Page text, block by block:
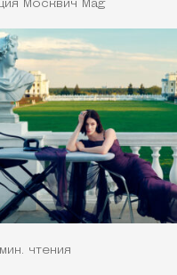
Москвич Mag
чтения